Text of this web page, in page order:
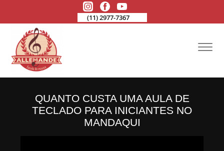
(11) 2977-7367
QUANTO CUSTA UMA AULA DE
TECLADO PARA INICIANTES NO
MANDAQUI